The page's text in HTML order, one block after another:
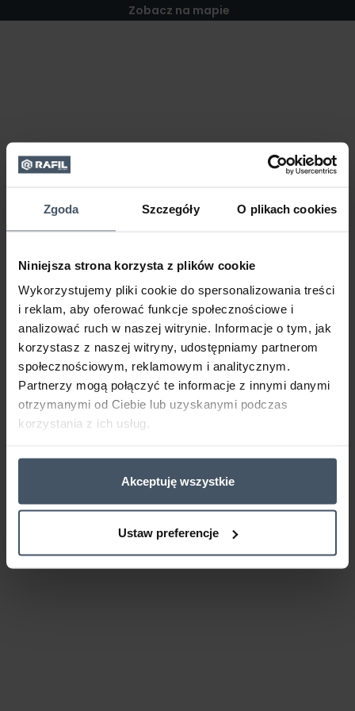
Zgoda Szczegóły O plikach cookies
Niniejsza strona korzysta z plików cookie
Wykorzystujemy pliki cookie do spersonalizowania treści
i reklam, aby oferować funkcje społecznościowe i
analizować ruch w naszej witrynie. Informacje o tym, jak
korzystasz z naszej witryny, udostępniamy partnerom
społecznościowym, reklamowym i analitycznym.
Partnerzy mogą połączyć te informacje z innymi danymi
otrzymanymi od Ciebie lub uzyskanymi podczas
korzystania z ich usług.
Akceptuję wszystkie
Ustaw preferencje
Zobacz na mapie